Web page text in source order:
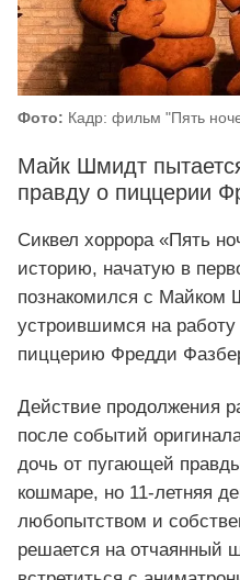
Фото: Кадр: фильм "Пять
Майк Шмидт
правду о пиццерии
Сиквел хоррора «Пять
историю, начатую в
познакомился с
устроившимся на
пиццерию Фредди
Действие продолжения
после событий
дочь от пугающей
кошмаре, но 11‑летняя
любопытством и
решается на отчаянный